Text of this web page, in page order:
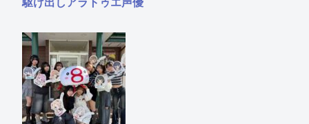
駆け出しアラトゥエ声優